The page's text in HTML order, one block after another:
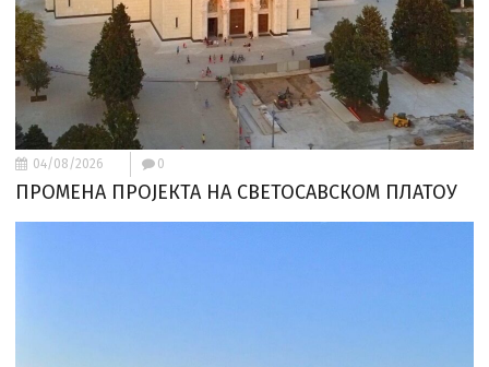
04/08/2026 0
ПРОМЕНА ПРОЈЕКТА НА СВЕТОСАВСКОМ ПЛАТОУ